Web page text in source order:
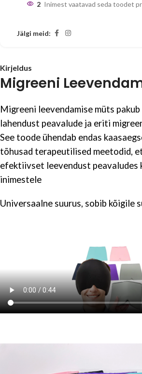
2 Inimest vaatavad seda toodet
Jälgi meid:
Kirjeldus
Migreeni
Migreeni leevendamise müts
lahendust peavalude ja eriti
See toode ühendab endas
tõhusad terapeutilised meetodid,
efektiivset leevendust peavaludes
inimestele
Universaalne suurus, sobib kõigile